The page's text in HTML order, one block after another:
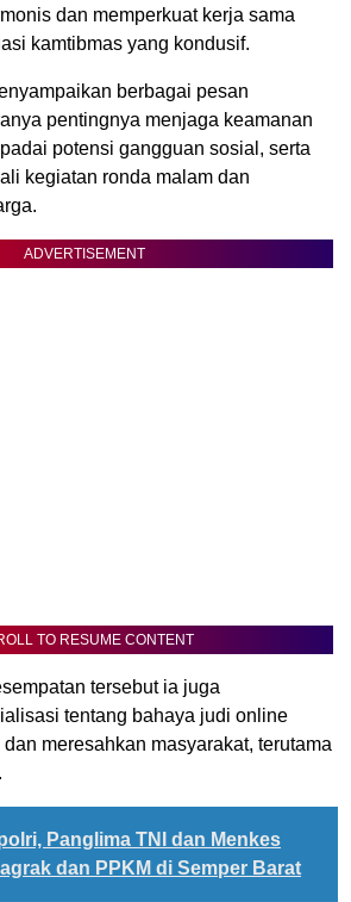
dan memperkuat kerja sama
kamtibmas yang kondusif.
berbagai pesan
pentingnya menjaga keamanan
potensi gangguan sosial, serta
kegiatan ronda malam dan
ADVERTISEMENT
TO RESUME CONTENT
tersebut ia juga
tentang bahaya judi online
meresahkan masyarakat, terutama
Panglima TNI dan Menkes
dan PPKM di Semper Barat